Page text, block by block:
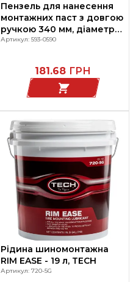
Пензель для нанесення
монтажних паст з довгою
ручкою 340 мм, діаметр
голівки 40 мм
Артикул: 593-0590
181.68 ГРН
Рідина шиномонтажна
RIM EASE - 19 л, TECH
Артикул: 720-5G